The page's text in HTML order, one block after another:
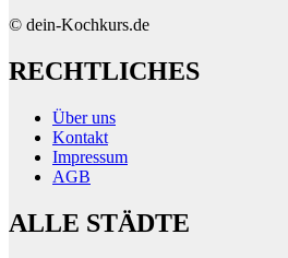
© dein-Kochkurs.de
RECHTLICHES
Über uns
Kontakt
Impressum
AGB
ALLE STÄDTE